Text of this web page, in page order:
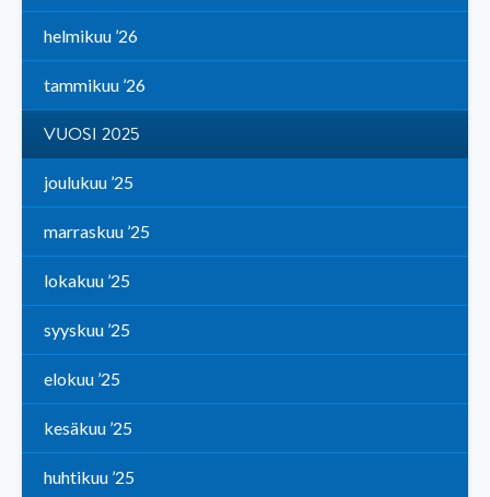
helmikuu ’26
tammikuu ’26
VUOSI 2025
joulukuu ’25
marraskuu ’25
lokakuu ’25
syyskuu ’25
elokuu ’25
kesäkuu ’25
huhtikuu ’25